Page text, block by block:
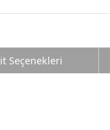
Seçenekleri